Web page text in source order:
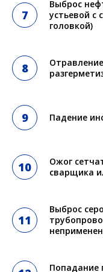
Выброс
устьевой с
головкой)
Падение
Ожог
сварщика
Выброс
Попадание